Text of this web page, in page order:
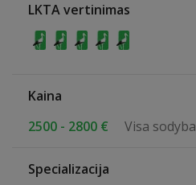
LKTA vertinimas
Kaina
2500 - 2800 €
Visa sodyba
Specializacija